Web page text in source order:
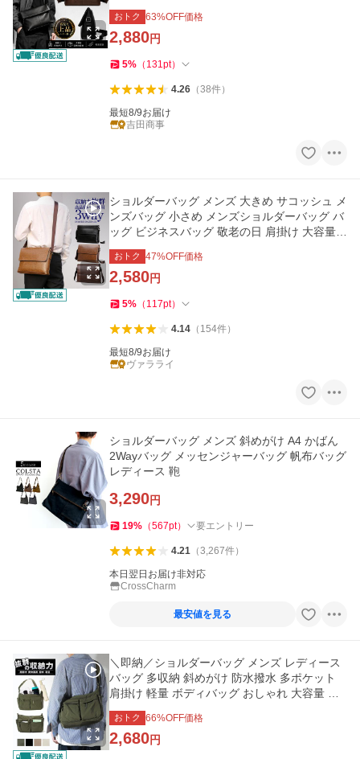
け プレゼント 爆買
おトク 63%OFF価格
2,880円
5% （ 131pt）
4.26（38件）
最短8/9お届け
吉田商事
ショルダーバッグ メンズ 大きめ サコッシュ メ
ンズバッグ 小さめ メンズショルダーバッグ バ
ッグ ビジネスバッグ 敬老の日 肩掛け 大容量 P
U
おトク 47%OFF価格
2,580円
5% （ 117pt）
4.14（ 154件）
最短8/9お届け
ヴァラライ
ショルダーバッグ メンズ 斜めがけ A4 かばん
2Wayバッグ メッセンジャーバッグ 帆布バッグ
レディース 鞄
3,290円
19% （567pt） 要エントリー
4.21（3,267件）
本日翌日お届け非対応
CrossCharm
最安値を見る
＼即納／ショルダーバッグ メンズ レディース
バッグ 多収納 斜めがけ 防水撥水 多ポケット
肩掛け 軽量 ボディバッグ おしゃれ 大容量 通
勤 通学 爆買
おトク 66%OFF価格
2,680円